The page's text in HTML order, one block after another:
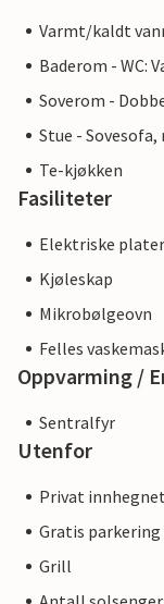
Varmt/kaldt
Baderom - WC:
Soverom -
Stue -
Te-kjøkken
Fasiliteter
Elektriske plater
Kjøleskap
Mikrobølgeovn
Felles
Oppvarming /
Sentralfyr
Utenfor
Privat
Gratis
Grill